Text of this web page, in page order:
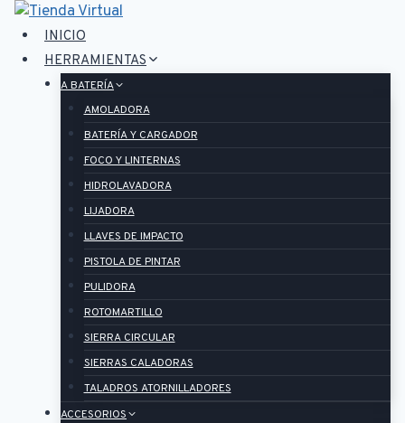
Saltar
contenido
INICIO
HERRAMIENTAS
A BATERÍA
AMOLADORA
BATERÍA Y CARGADOR
FOCO Y LINTERNAS
HIDROLAVADORA
LIJADORA
LLAVES DE IMPACTO
PISTOLA DE PINTAR
PULIDORA
ROTOMARTILLO
SIERRA CIRCULAR
SIERRAS CALADORAS
TALADROS ATORNILLADORES
ACCESORIOS